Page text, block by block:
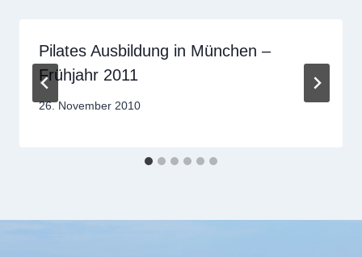
Pilates Ausbildung in München –
Frühjahr 2011
Von
26. November 2010